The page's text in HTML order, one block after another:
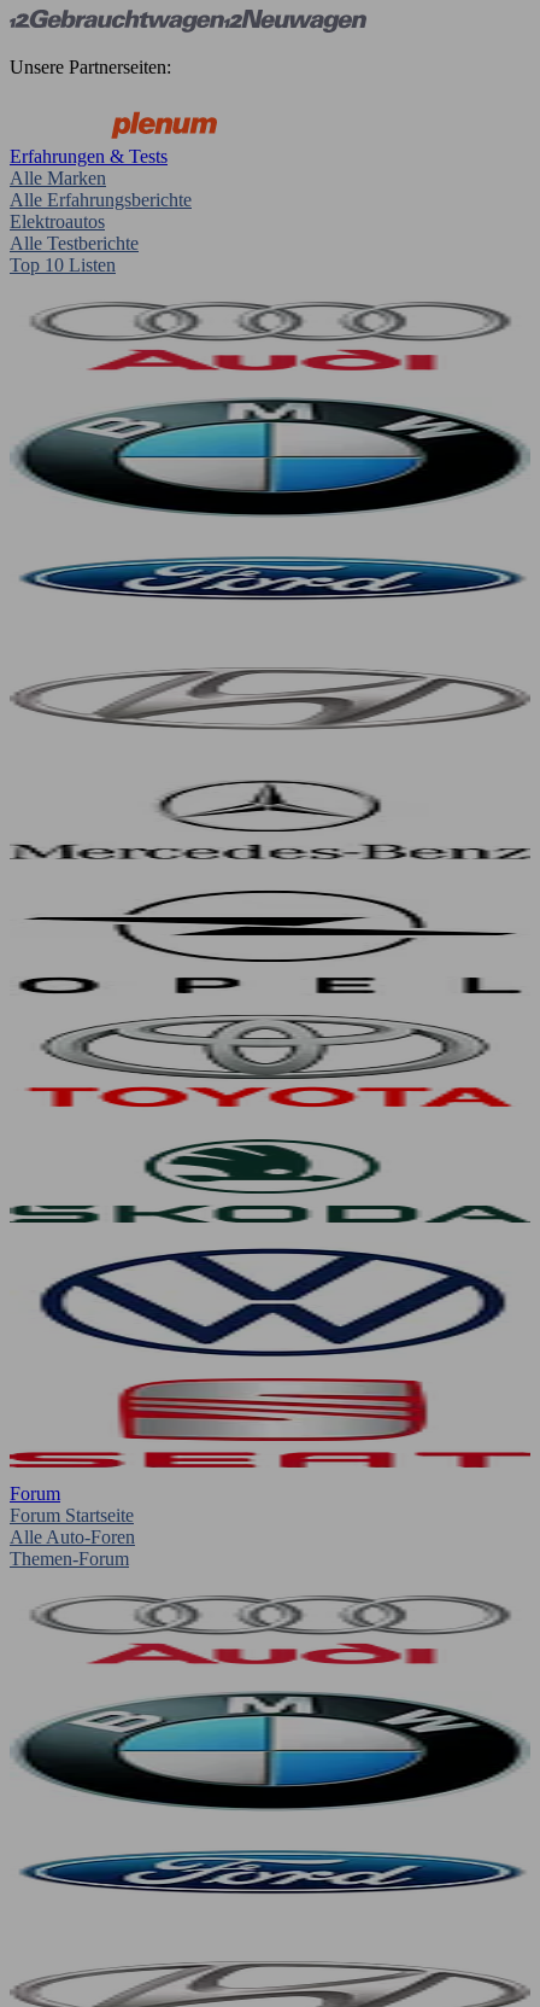
Unsere Partnerseiten:
Erfahrungen & Tests
Alle Marken
Alle Erfahrungsberichte
Elektroautos
Alle Testberichte
Top 10 Listen
Forum
Forum Startseite
Alle Auto-Foren
Themen-Forum